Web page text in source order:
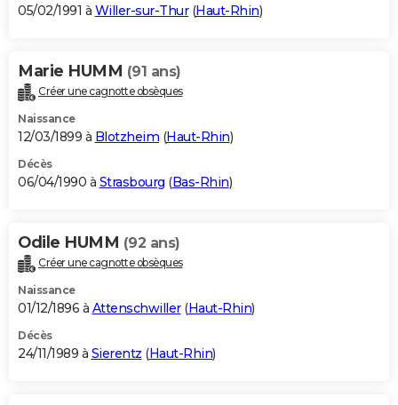
05/02/1991 à Willer-sur-Thur(Haut-Rhin)
Marie HUMM (91 ans)
Créer une cagnotte obsèques
Naissance
12/03/1899 à Blotzheim (Haut-Rhin)
Décès
06/04/1990 à Strasbourg (Bas-Rhin)
Odile HUMM (92 ans)
Créer une cagnotte obsèques
Naissance
01/12/1896 à Attenschwiller(Haut-Rhin)
Décès
24/11/1989 à Sierentz (Haut-Rhin)